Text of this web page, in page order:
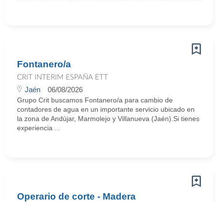
Fontanero/a
CRIT INTERIM ESPAÑA ETT
Jaén 06/08/2026
Grupo Crit buscamos Fontanero/a para cambio de
contadores de agua en un importante servicio ubicado en
la zona de Andújar, Marmolejo y Villanueva (Jaén).Si tienes
experiencia ...
Operario de corte - Madera